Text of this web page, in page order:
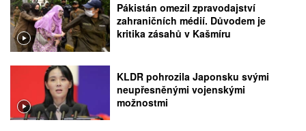
Pákistán omezil zpravodajství
zahraničních médií. Důvodem je
kritika zásahů v Kašmíru
KLDR pohrozila Japonsku svými
neupřesněnými vojenskými
možnostmi